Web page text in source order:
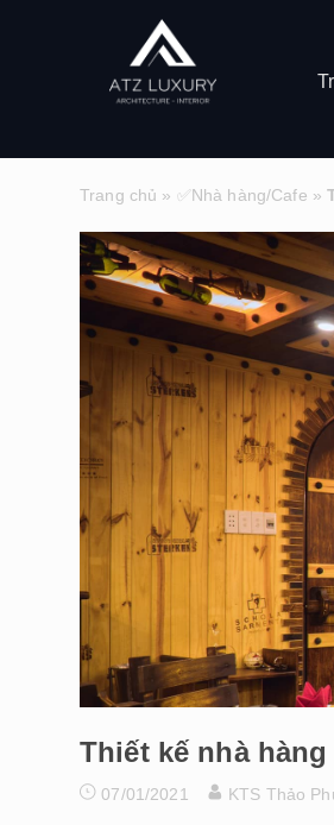
Trang chủ » ✅Nhà hàng/Cafe »
Thiết kế nhà
07/01/2021 KTS Thảo